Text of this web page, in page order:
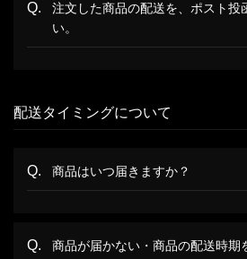
注文した商品の配送を、ポスト投
い。
配送タイミングについて
商品はいつ届きますか？
商品が届かない・商品の配送時期